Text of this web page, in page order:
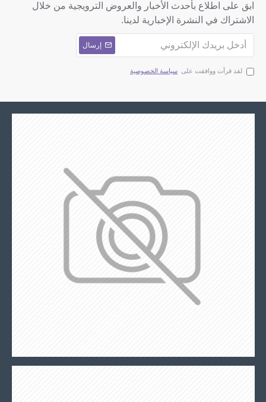
ابق على اطلاع بأحدث الأخبار والعروض الترويجية من خلال
الاشتراك في النشرة الإخبارية لدينا.
إرسال
لقد قرأت ووافقت على سياسة الخصوصية